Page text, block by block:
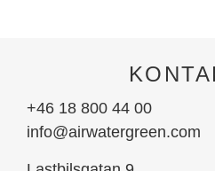
+46 18 800 44 00
info@airwatergreen.com